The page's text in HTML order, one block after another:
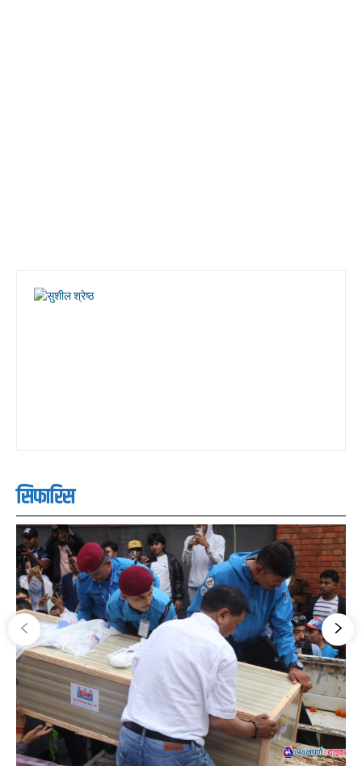
सिफारिस